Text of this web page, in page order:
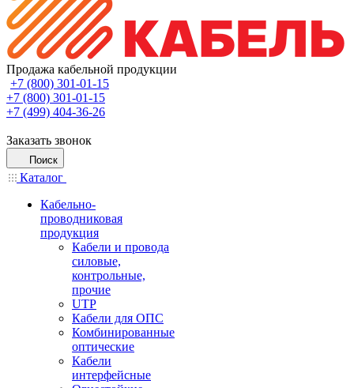
Продажа кабельной продукции
+7 (800) 301-01-15
+7 (800) 301-01-15
+7 (499) 404-36-26
Заказать звонок
Поиск
Каталог
Кабельно-
проводниковая
продукция
Кабели и провода
силовые,
контрольные,
прочие
UTP
Кабели для ОПС
Комбинированные
оптические
Кабели
интерфейсные